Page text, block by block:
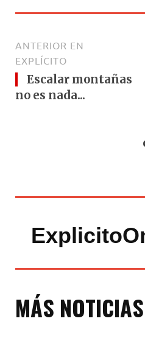
ANTERIOR EN
EXPLÍCITO
Escalar montañas
no es nada...
MÁS NOTICIAS